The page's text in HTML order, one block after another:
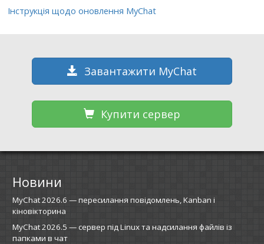
Інструкція щодо оновлення MyChat
Завантажити MyChat
Купити сервер
Новини
MyChat 2026.6 — пересилання повідомлень, Kanban і
кіновікторина
MyChat 2026.5 — сервер під Linux та надсилання файлів із
папками в чат